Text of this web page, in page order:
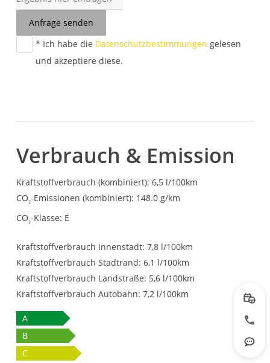
Anfrage senden
* Ich habe die Datenschutzbestimmungen gelesen
und akzeptiere diese.
Verbrauch & Emission
Kraftstoffverbrauch (kombiniert): 6,5 l/100km
CO2-Emissionen (kombiniert): 148.0 g/km
CO2-Klasse: E
Kraftstoffverbrauch Innenstadt: 7,8 l/100km
Kraftstoffverbrauch Stadtrand: 6,1 l/100km
Kraftstoffverbrauch Landstraße: 5,6 l/100km
Kraftstoffverbrauch Autobahn: 7,2 l/100km
A
B
C
Jetzt